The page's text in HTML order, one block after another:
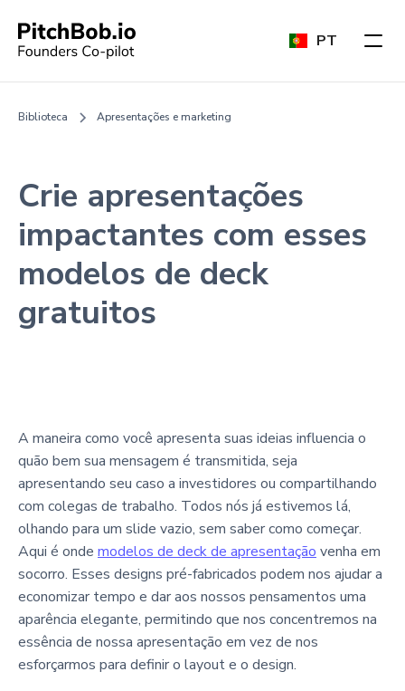
PT
Biblioteca Apresentações e marketing
Crie apresentações
impactantes com esses
modelos de deck
gratuitos
A maneira como você apresenta suas ideias influencia o
quão bem sua mensagem é transmitida, seja
apresentando seu caso a investidores ou compartilhando
com colegas de trabalho. Todos nós já estivemos lá,
olhando para um slide vazio, sem saber como começar.
Aqui é onde modelos de deck de apresentação venha em
socorro. Esses designs pré-fabricados podem nos ajudar a
economizar tempo e dar aos nossos pensamentos uma
aparência elegante, permitindo que nos concentremos na
essência de nossa apresentação em vez de nos
esforçarmos para definir o layout e o design.